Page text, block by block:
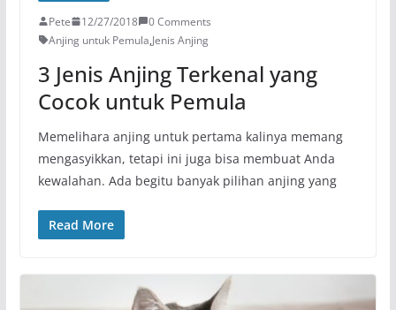
Pete 12/27/2018
0 Comments
Anjing untuk Pemula,Jenis Anjing
3 Jenis Anjing Terkenal yang
Cocok untuk Pemula
Memelihara anjing untuk pertama kalinya memang
mengasyikkan, tetapi ini juga bisa membuat Anda
kewalahan. Ada begitu banyak pilihan anjing yang
Read More